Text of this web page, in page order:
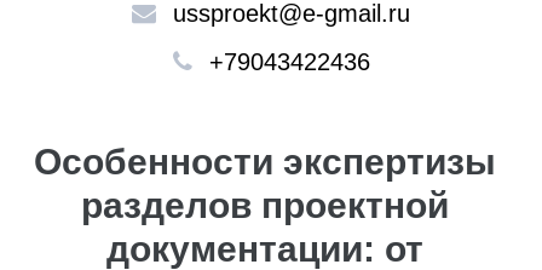
ussproekt@e-gmail.ru
+79043422436
Особенности экспертизы
разделов проектной
документации: от